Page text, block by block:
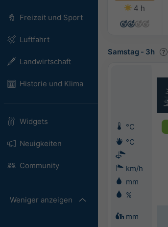
Freizeit und Sport
Luftfahrt
Landwirtschaft
Historie und Klima
Widgets
Neuigkeiten
Community
Weniger anzeigen
4 h
Samstag - 3h
°C
°C
km/h
mm
%
mm